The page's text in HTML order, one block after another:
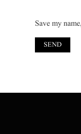
Save my